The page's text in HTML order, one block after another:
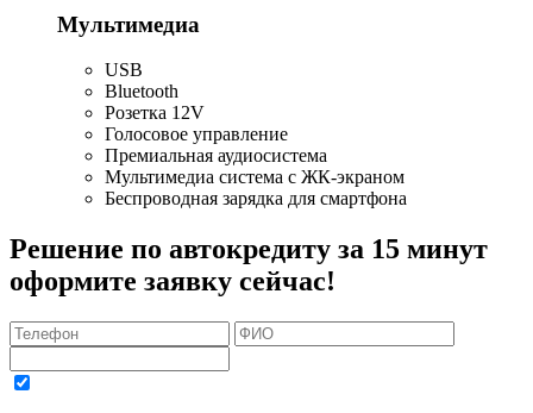
Мультимедиа
USB
Bluetooth
Розетка 12V
Голосовое управление
Премиальная аудиосистема
Мультимедиа система с ЖК-экраном
Беспроводная зарядка для смартфона
Решение по автокредиту за 15 минут
оформите заявку сейчас!